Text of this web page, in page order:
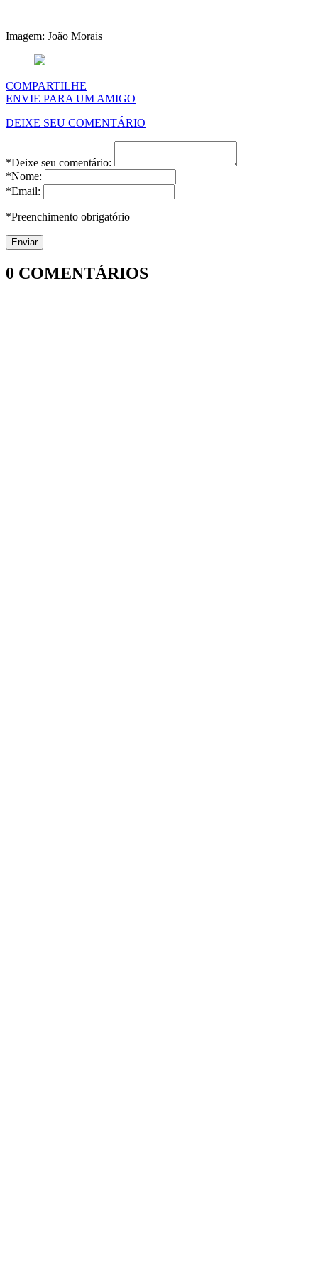
Imagem: João Morais
COMPARTILHE
ENVIE PARA UM AMIGO
DEIXE SEU COMENTÁRIO
*Deixe seu comentário:
*Nome:
*Email:
*Preenchimento obrigatório
0 COMENTÁRIOS